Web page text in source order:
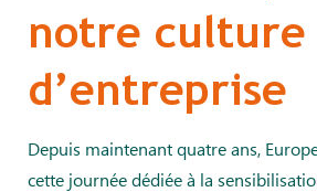
notre culture
d’entreprise
Depuis maintenant quatre ans,
cette journée dédiée à la